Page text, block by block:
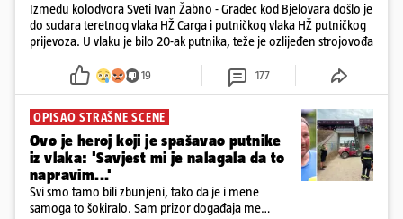
Između kolodvora Sveti Ivan Žabno - Gradec kod Bjelovara došlo je
do sudara teretnog vlaka HŽ Carga i putničkog vlaka HŽ putničkog
prijevoza. U vlaku je bilo 20-ak putnika, teže je ozlijeđen strojovođa
19 177
OPISAO STRAŠNE SCENE
Ovo je heroj koji je spašavao putnike
iz vlaka: 'Savjest mi je nalagala da to
napravim...'
Svi smo tamo bili zbunjeni, tako da je i mene
samoga to šokiralo. Sam prizor događaja me